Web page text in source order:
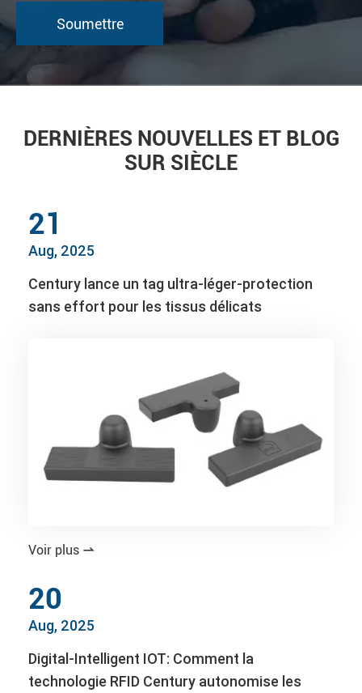
DERNIÈRES NOUVELLES ET BLOG
SUR SIÈCLE
21
Aug, 2025
Century lance un tag ultra-léger-protection
sans effort pour les tissus délicats
Voir plus 
20
Aug, 2025
Digital-Intelligent IOT: Comment la
technologie RFID Century autonomise les